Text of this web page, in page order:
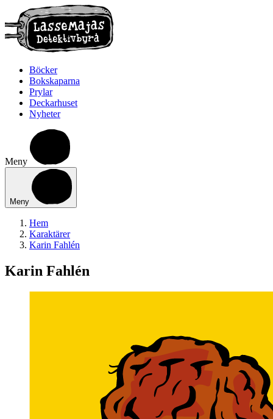
Böcker
Bokskaparna
Prylar
Deckarhuset
Nyheter
Meny
Meny
Hem
Karaktärer
Karin Fahlén
Karin Fahlén